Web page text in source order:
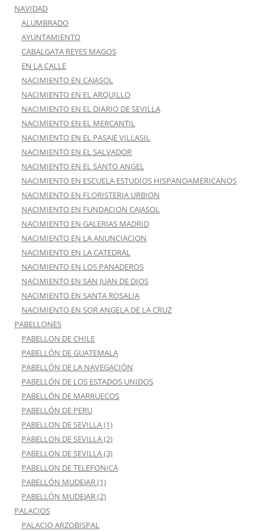
NAVIDAD
ALUMBRADO
AYUNTAMIENTO
CABALGATA REYES MAGOS
EN LA CALLE
NACIMIENTO EN CAJASOL
NACIMIENTO EN EL ARQUILLO
NACIMIENTO EN EL DIARIO DE SEVILLA
NACIMIENTO EN EL MERCANTIL
NACIMIENTO EN EL PASAJE VILLASIL
NACIMIENTO EN EL SALVADOR
NACIMIENTO EN EL SANTO ANGEL
NACIMIENTO EN ESCUELA ESTUDIOS HISPANOAMERICANOS
NACIMIENTO EN FLORISTERIA URBION
NACIMIENTO EN FUNDACION CAJASOL
NACIMIENTO EN GALERIAS MADRID
NACIMIENTO EN LA ANUNCIACION
NACIMIENTO EN LA CATEDRAL
NACIMIENTO EN LOS PANADEROS
NACIMIENTO EN SAN JUAN DE DIOS
NACIMIENTO EN SANTA ROSALIA
NACIMIENTO EN SOR ANGELA DE LA CRUZ
PABELLONES
PABELLON DE CHILE
PABELLÓN DE GUATEMALA
PABELLÓN DE LA NAVEGACIÓN
PABELLÓN DE LOS ESTADOS UNIDOS
PABELLÓN DE MARRUECOS
PABELLÓN DE PERU
PABELLON DE SEVILLA (1)
PABELLON DE SEVILLA (2)
PABELLON DE SEVILLA (3)
PABELLON DE TELEFONICA
PABELLÓN MUDEJAR (1)
PABELLÓN MUDEJAR (2)
PALACIOS
PALACIO ARZOBISPAL